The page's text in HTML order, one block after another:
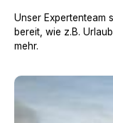
Unser Expertenteam
bereit, wie z.B.
mehr.
Urlaub mit Hund